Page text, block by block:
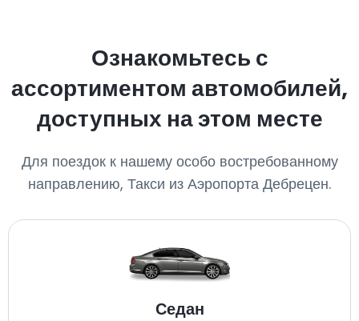
Ознакомьтесь с
ассортиментом автомобилей,
доступных на этом месте
Для поездок к нашему особо востребованному
направлению, Такси из Аэропорта Дебрецен.
Седан